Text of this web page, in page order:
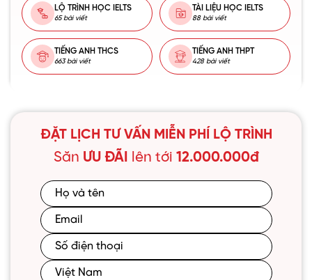
LỘ TRÌNH HỌC IELTS
65 bài viết
TÀI LIỆU HỌC IELTS
88 bài viết
TIẾNG ANH THCS
663 bài viết
TIẾNG ANH THPT
428 bài viết
ĐẶT LỊCH TƯ VẤN MIỄN PHÍ LỘ TRÌNH
Săn ƯU ĐÃI lên tới 12.000.000đ